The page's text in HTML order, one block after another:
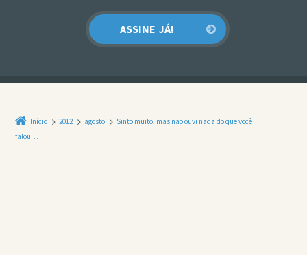
Início 2012 agosto
Sinto muito, mas não ouvi nada do que você
falou…